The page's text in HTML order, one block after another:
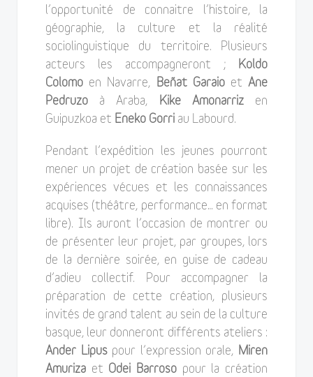
l’opportunité de connaitre l’histoire, la
géographie, la culture et la réalité
sociolinguistique du territoire. Plusieurs
acteurs les accompagneront ;
Koldo
Colomo en Navarre, Beñat GaraioetAne
Pedruzo à Araba, Kike Amonarrizen
Guipuzkoa et Eneko Gorri au Labourd.
Pendant l’expédition les jeunes pourront
mener un projet de création basée sur les
expériences vécues et les connaissances
acquises (théâtre, performance… en format
libre). Ils auront l’occasion de montrer ou
de présenter leur projet, par groupes, lors
de la dernière soirée, en guise de cadeau
d’adieu collectif. Pour accompagner la
préparation de cette création, plusieurs
invités de grand talent au sein de la culture
basque, leur donneront différents ateliers :
Ander Lipuspour l’expression orale, Miren
Amuriza et Odei Barroso pour la création